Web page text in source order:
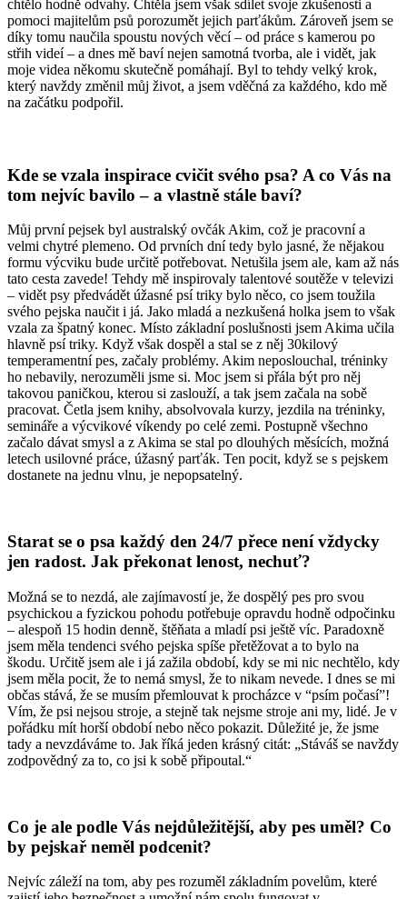
chtělo hodně odvahy. Chtěla jsem však sdílet svoje zkušenosti a
pomoci majitelům psů porozumět jejich parťákům. Zároveň jsem se
díky tomu naučila spoustu nových věcí – od práce s kamerou po
střih videí – a dnes mě baví nejen samotná tvorba, ale i vidět, jak
moje videa někomu skutečně pomáhají. Byl to tehdy velký krok,
který navždy změnil můj život, a jsem vděčná za každého, kdo mě
na začátku podpořil.
Kde se vzala inspirace cvičit svého psa? A co Vás na
tom nejvíc bavilo – a vlastně stále baví?
Můj první pejsek byl australský ovčák Akim, což je pracovní a
velmi chytré plemeno. Od prvních dní tedy bylo jasné, že nějakou
formu výcviku bude určitě potřebovat. Netušila jsem ale, kam až nás
tato cesta zavede! Tehdy mě inspirovaly talentové soutěže v televizi
– vidět psy předvádět úžasné psí triky bylo něco, co jsem toužila
svého pejska naučit i já. Jako mladá a nezkušená holka jsem to však
vzala za špatný konec. Místo základní poslušnosti jsem Akima učila
hlavně psí triky. Když však dospěl a stal se z něj 30kilový
temperamentní pes, začaly problémy. Akim neposlouchal, tréninky
ho nebavily, nerozuměli jsme si. Moc jsem si přála být pro něj
takovou paničkou, kterou si zaslouží, a tak jsem začala na sobě
pracovat. Četla jsem knihy, absolvovala kurzy, jezdila na tréninky,
semináře a výcvikové víkendy po celé zemi. Postupně všechno
začalo dávat smysl a z Akima se stal po dlouhých měsících, možná
letech usilovné práce, úžasný parťák. Ten pocit, když se s pejskem
dostanete na jednu vlnu, je nepopsatelný.
Starat se o psa každý den 24/7 přece není vždycky
jen radost. Jak překonat lenost, nechuť?
Možná se to nezdá, ale zajímavostí je, že dospělý pes pro svou
psychickou a fyzickou pohodu potřebuje opravdu hodně odpočinku
– alespoň 15 hodin denně, štěňata a mladí psi ještě víc. Paradoxně
jsem měla tendenci svého pejska spíše přetěžovat a to bylo na
škodu. Určitě jsem ale i já zažila období, kdy se mi nic nechtělo, kdy
jsem měla pocit, že to nemá smysl, že to nikam nevede. I dnes se mi
občas stává, že se musím přemlouvat k procházce v “psím počasí”!
Vím, že psi nejsou stroje, a stejně tak nejsme stroje ani my, lidé. Je v
pořádku mít horší období nebo něco pokazit. Důležité je, že jsme
tady a nevzdáváme to. Jak říká jeden krásný citát: „Stáváš se navždy
zodpovědný za to, co jsi k sobě připoutal.“
Co je ale podle Vás nejdůležitější, aby pes uměl? Co
by pejskař neměl podcenit?
Nejvíc záleží na tom, aby pes rozuměl základním povelům, které